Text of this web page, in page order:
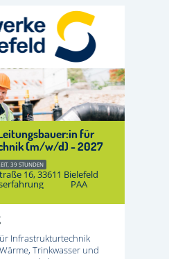
für
(m/w/d) - 2027
39 STUNDEN
16, 33611 Bielefeld
PAA
Infrastrukturtechnik
Trinkwasser und